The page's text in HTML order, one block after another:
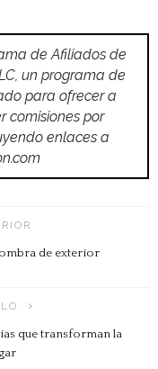
de Afiliados de
un programa de
para ofrecer a
comisiones por
enlaces a
de exterior
que transforman la